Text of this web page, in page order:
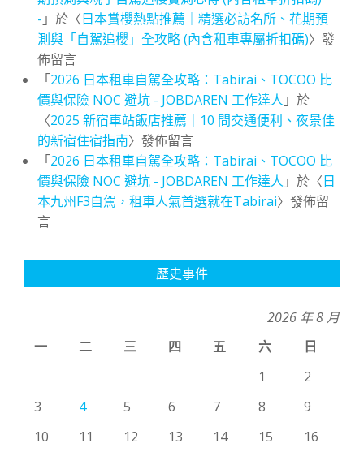
- 」於〈日本賞櫻熱點推薦｜精選必訪名所、花期預
測與「自駕追櫻」全攻略 (內含租車專屬折扣碼)〉發
佈留言
「2026 日本租車自駕全攻略：Tabirai、TOCOO 比
價與保險 NOC 避坑 - JOBDAREN 工作達人 」於
〈2025 新宿車站飯店推薦｜10 間交通便利、夜景佳
的新宿住宿指南〉發佈留言
「2026 日本租車自駕全攻略：Tabirai、TOCOO 比
價與保險 NOC 避坑 - JOBDAREN 工作達人 」於〈日
本九州F3自駕，租車人氣首選就在Tabirai〉發佈留
言
歷史事件
2026 年 8 月
一
二 三 四 五 六
日
1
2
3
4 5 6 7 8
9
10
11 12 13 14 15
16